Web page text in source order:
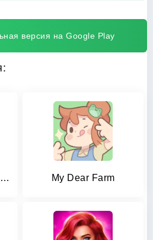
версия на Google Play
Storyplay: Interactive story My Dear Farm